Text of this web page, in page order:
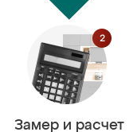
Замер и расчет